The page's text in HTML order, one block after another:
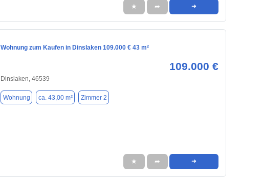
★ ➦ ➜
Wohnung zum Kaufen in Dinslaken 109.000 € 43 m²
109.000 €
Dinslaken, 46539
Wohnung ca. 43,00 m² Zimmer 2
★ ➦ ➜